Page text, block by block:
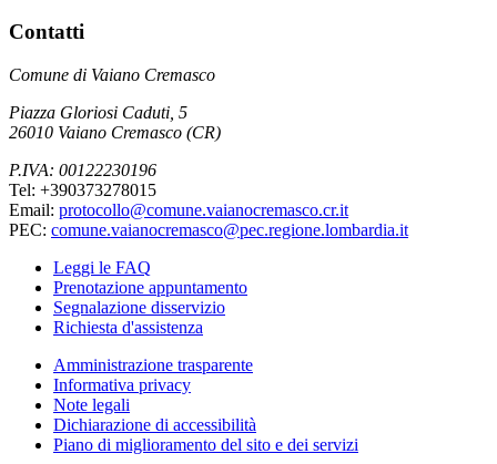
Contatti
Comune di Vaiano Cremasco
Piazza Gloriosi Caduti, 5
26010 Vaiano Cremasco (CR)
P.IVA: 00122230196
Tel: +390373278015
Email: protocollo@comune.vaianocremasco.cr.it
PEC: comune.vaianocremasco@pec.regione.lombardia.it
Leggi le FAQ
Prenotazione appuntamento
Segnalazione disservizio
Richiesta d'assistenza
Amministrazione trasparente
Informativa privacy
Note legali
Dichiarazione di accessibilità
Piano di miglioramento del sito e dei servizi